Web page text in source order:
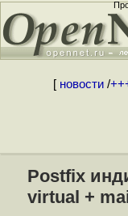
[ новости/
Postfix
virtual +